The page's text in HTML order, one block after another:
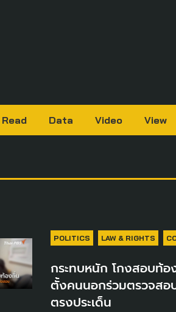
Read Data Video View
POLITICS LAW & RIGHTS
กระทบหนัก โกงสอบท้
ตั้งคนนอกร่วมตรวจสอ
ตรงประเด็น